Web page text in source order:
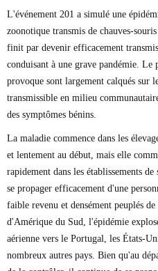
L'événement 201 a simulé une
zoonotique transmis de chauves-
finit par devenir efficacement
conduisant à une grave pandémie. Le
provoque sont largement calqués sur
transmissible en milieu
des symptômes bénins.
La maladie commence dans les
et lentement au début, mais elle
rapidement dans les établissements
se propager efficacement d'une
faible revenu et densément peuplés de
d'Amérique du Sud, l'épidémie
aérienne vers le Portugal, les États-
nombreux autres pays. Bien qu'au